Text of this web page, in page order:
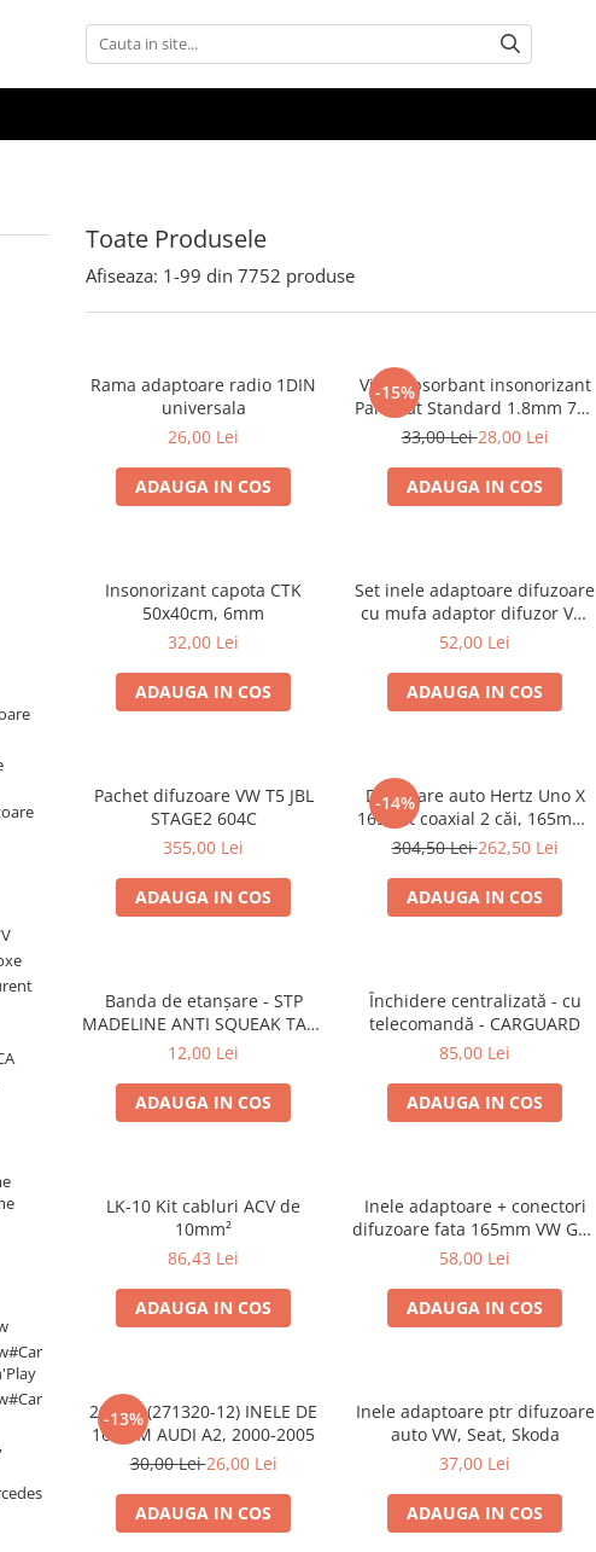
Toate Produsele
Afiseaza: 1-99 din 7752 produse
Rama adaptoare radio 1DIN
universala
26,00 Lei
ADAUGA IN COS
-15%
Vibroabsorbant insonorizant
Paramat Standard 1.8mm 70x
50cm, 1 coala PCP1006-1
33,00 Lei28,00 Lei
ADAUGA IN COS
Insonorizant capota CTK
50x40cm, 6mm
32,00 Lei
ADAUGA IN COS
Set inele adaptoare difuzoare
cu mufa adaptor difuzor VW
Passat B5/B5.5
52,00 Lei
ADAUGA IN COS
Pachet difuzoare VW T5 JBL
STAGE2 604C
355,00 Lei
ADAUGA IN COS
-14%
Difuzoare auto Hertz Uno X
165 set coaxial 2 căi, 165mm,
55W RMS, 4Ω, set 2 difuzoare
304,50 Lei262,50 Lei
ADAUGA IN COS
Banda de etanșare - STP
MADELINE ANTI SQUEAK TAPE
- 15 x 2000mm
12,00 Lei
ADAUGA IN COS
Închidere centralizată - cu
telecomandă - CARGUARD
85,00 Lei
ADAUGA IN COS
LK-10 Kit cabluri ACV de
10mm²
86,43 Lei
ADAUGA IN COS
Inele adaptoare + conectori
difuzoare fata 165mm VW Golf
V, VI
58,00 Lei
ADAUGA IN COS
-13%
20.450 (271320-12) INELE DE
16.5CM AUDI A2, 2000-2005
30,00 Lei26,00 Lei
ADAUGA IN COS
Inele adaptoare ptr difuzoare
auto VW, Seat, Skoda
37,00 Lei
ADAUGA IN COS